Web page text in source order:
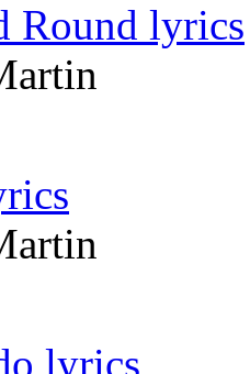
Round lyrics
lyrics